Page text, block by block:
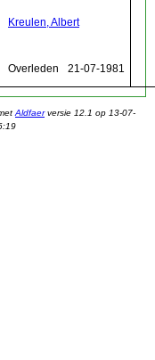
Kreulen, Albert
Overleden 21-07-1981
Aldfaerversie 12.1 op 13-07-